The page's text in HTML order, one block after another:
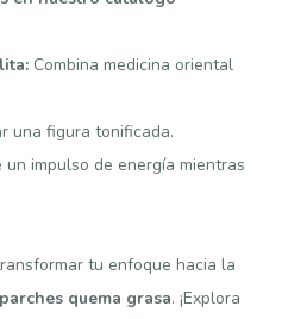
: Combina medicina oriental
una figura tonificada.
un impulso de energía mientras
tu enfoque hacia la
parches quema grasa. ¡Explora